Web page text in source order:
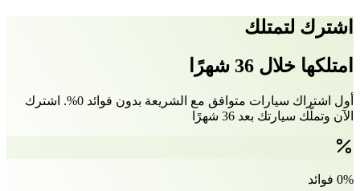
اشترك لتمتلك
امتلكها خلال 36 شهرًا
أول اشتراك سيارات متوافق مع الشريعة بدون فوائد 0%. اشترك
الآن وتملّك سيارتك بعد 36 شهرًا
0% فوائد